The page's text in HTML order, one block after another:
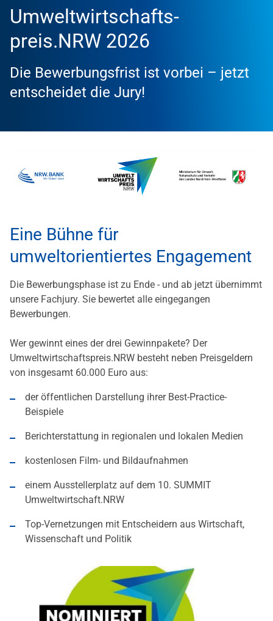
Umweltwirtschafts­
preis.NRW 2026
Die Bewerbungsfrist ist vorbei – jetzt
entscheidet die Jury!
Eine Bühne für
umweltorientiertes Engagement
Die Bewerbungsphase ist zu Ende - und ab jetzt übernimmt
unsere Fachjury. Sie bewertet alle eingegangen
Bewerbungen.
Wer gewinnt eines der drei Gewinnpakete? Der
Umweltwirtschaftspreis.NRW besteht neben Preisgeldern
von insgesamt 60.000 Euro aus:
der öffentlichen Darstellung ihrer Best-Practice-
Beispiele
Berichterstattung in regionalen und lokalen Medien
kostenlosen Film- und Bildaufnahmen
einem Ausstellerplatz auf dem 10. SUMMIT
Umweltwirtschaft.NRW
Top-Vernetzungen mit Entscheidern aus Wirtschaft,
Wissenschaft und Politik